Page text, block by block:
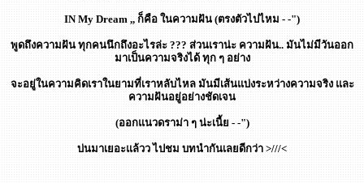
IN My Dream ,, ก็คือ ในความฝัน (ตรงตัวไปไหม - -")
พูดถึงความฝัน ทุกคนนึกถึงอะไรล่ะ ??? ส่วนเราน่ะ ความฝัน.. มันไม่มีวันออก
มาเป็นความจริงได้ ทุก ๆ อย่าง
จะอยู่ในความคิดเราในยามที่เราหลับไหล มันมีเส้นแบ่งระหว่างความจริง และ
ความฝันอยู่อย่างชัดเจน
(ออกแนวดราม่า ๆ น่ะเนี้ย - -")
บ่นมาเยอะแล้วว ไปชม บทนำกันเลยดีกว่า >///<